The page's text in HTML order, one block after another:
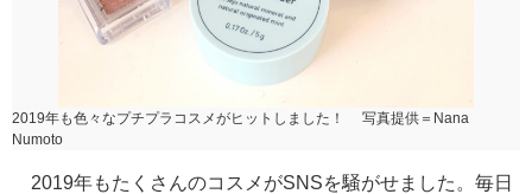
2019年も色々なプチプラコスメがヒットしました！ 写真提供＝Nana
Numoto
2019年もたくさんのコスメがSNSを騒がせました。毎日